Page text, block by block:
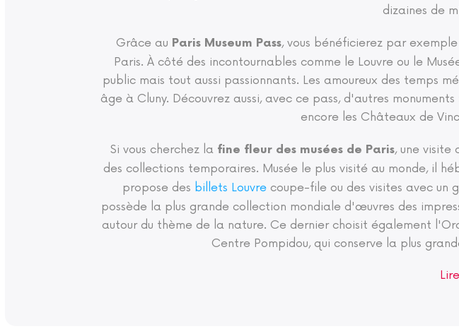
dizaines de
Grâce au Paris Museum Pass, vous bénéficierez par
Paris. À côté des incontournables comme le Louvre ou le
public mais tout aussi passionnants. Les amoureux des temps
âge à Cluny. Découvrez aussi, avec ce pass, d'autres
encore les Châteaux de
Si vous cherchez la fine fleur des musées de Paris, une visite
des collections temporaires. Musée le plus visité au monde, il
propose des billets Louvrecoupe-file ou des visites avec un
possède la plus grande collection mondiale d'œuvres des
autour du thème de la nature. Ce dernier choisit également
Centre Pompidou, qui conserve la plus